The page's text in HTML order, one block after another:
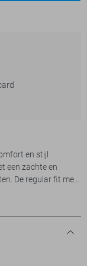
en stijl
een zachte en
De regular fit met
die ideaal
deze korte
in je garderobe.
een uitstekende